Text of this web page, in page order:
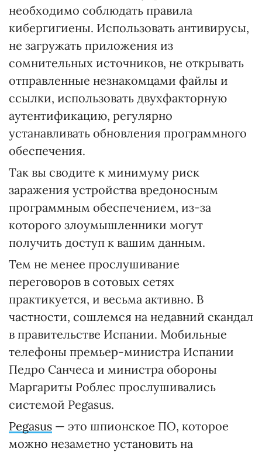
необходимо соблюдать правила
кибергигиены. Использовать антивирусы,
не загружать приложения из
сомнительных источников, не открывать
отправленные незнакомцами файлы и
ссылки, использовать двухфакторную
аутентификацию, регулярно
устанавливать обновления программного
обеспечения.
Так вы сводите к минимуму риск
заражения устройства вредоносным
программным обеспечением, из-за
которого злоумышленники могут
получить доступ к вашим данным.
Тем не менее прослушивание
переговоров в сотовых сетях
практикуется, и весьма активно. В
частности, сошлемся на недавний скандал
в правительстве Испании. Мобильные
телефоны премьер-министра Испании
Педро Санчеса и министра обороны
Маргариты Роблес прослушивались
системой Pegasus.
Pegasus — это шпионское ПО, которое
можно незаметно установить на